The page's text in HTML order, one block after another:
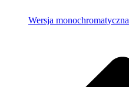
Wersja monochromatyczna